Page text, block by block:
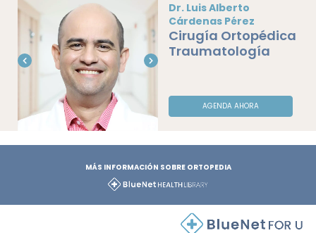
Dr. Luis Alberto
Cárdenas Pérez
Cirugía Ortopédica
Traumatología
AGENDA AHORA
MÁS INFORMACIÓN SOBRE ORTOPEDIA